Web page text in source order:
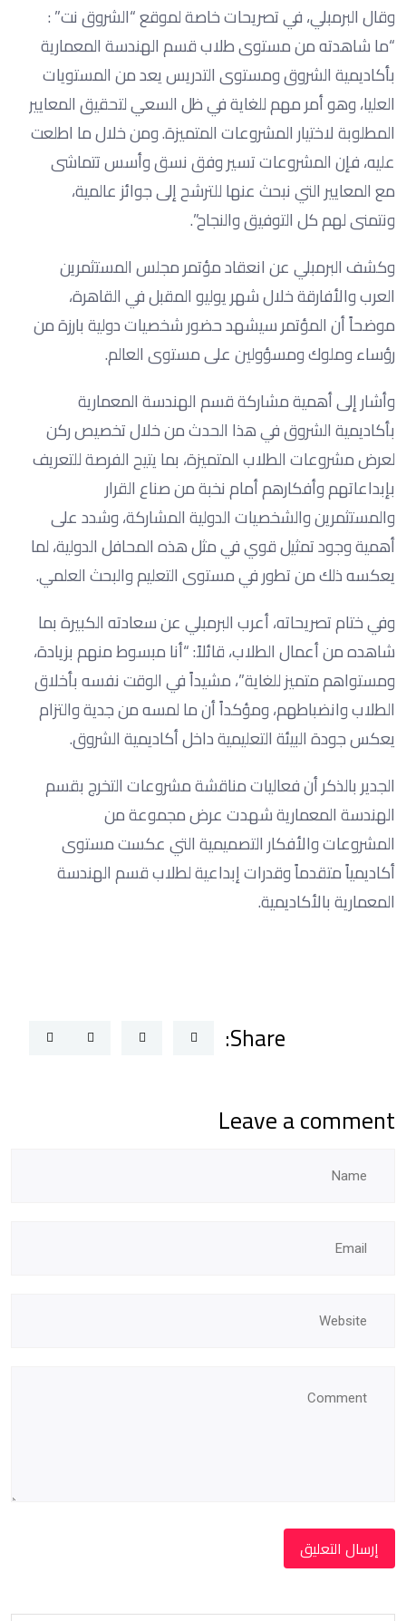
وقال البرمبلي، في تصريحات خاصة لموقع “الشروق نت” :
“ما شاهدته من مستوى طلاب قسم الهندسة المعمارية
بأكاديمية الشروق ومستوى التدريس يعد من المستويات
العليا، وهو أمر مهم للغاية في ظل السعي لتحقيق المعايير
المطلوبة لاختيار المشروعات المتميزة. ومن خلال ما اطلعت
عليه، فإن المشروعات تسير وفق نسق وأسس تتماشى
مع المعايير التي نبحث عنها للترشح إلى جوائز عالمية،
ونتمنى لهم كل التوفيق والنجاح”.
وكشف البرمبلي عن انعقاد مؤتمر مجلس المستثمرين
العرب والأفارقة خلال شهر يوليو المقبل في القاهرة،
موضحاً أن المؤتمر سيشهد حضور شخصيات دولية بارزة من
رؤساء وملوك ومسؤولين على مستوى العالم.
وأشار إلى أهمية مشاركة قسم الهندسة المعمارية
بأكاديمية الشروق في هذا الحدث من خلال تخصيص ركن
لعرض مشروعات الطلاب المتميزة، بما يتيح الفرصة للتعريف
بإبداعاتهم وأفكارهم أمام نخبة من صناع القرار
والمستثمرين والشخصيات الدولية المشاركة، وشدد على
أهمية وجود تمثيل قوي في مثل هذه المحافل الدولية، لما
يعكسه ذلك من تطور في مستوى التعليم والبحث العلمي.
وفي ختام تصريحاته، أعرب البرمبلي عن سعادته الكبيرة بما
شاهده من أعمال الطلاب، قائلاً: “أنا مبسوط منهم بزيادة،
ومستواهم متميز للغاية”، مشيداً في الوقت نفسه بأخلاق
الطلاب وانضباطهم، ومؤكداً أن ما لمسه من جدية والتزام
يعكس جودة البيئة التعليمية داخل أكاديمية الشروق.
الجدير بالذكر أن فعاليات مناقشة مشروعات التخرج بقسم
الهندسة المعمارية شهدت عرض مجموعة من
المشروعات والأفكار التصميمية التي عكست مستوى
أكاديمياً متقدماً وقدرات إبداعية لطلاب قسم الهندسة
المعمارية بالأكاديمية.
Share:
Leave a comment